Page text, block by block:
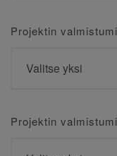
Projektin
Projektin